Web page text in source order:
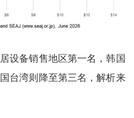
设备销售地区第一名，韩国
台湾则降至第三名，解析来